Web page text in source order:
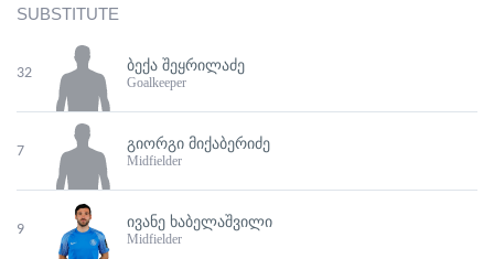
SUBSTITUTE
32 ᲑᲔᲥᲐ ᲨᲔᲧᲠᲘᲚᲐᲫᲔ
Goalkeeper
7 ᲒᲘᲝᲠᲒᲘ ᲛᲘᲥᲐᲑᲔᲠᲘᲫᲔ
Midfielder
9 ᲘᲕᲐᲜᲔ ᲮᲐᲑᲔᲚᲐᲨᲕᲘᲚᲘ
Midfielder